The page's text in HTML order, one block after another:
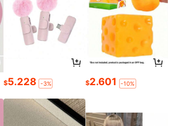
$5.228 -3% $2.601 -10%